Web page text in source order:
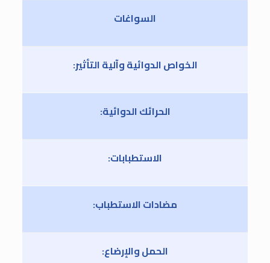
السواغات
الخواص الدوائية وآلية التأثير:
الحرائك الدوائية:
الاستطبابات:
مضادات الاستطباب:
الحمل والإرضاع: